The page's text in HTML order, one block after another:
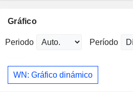
Gráfico
Periodo Período
WN: Gráfico dinámico